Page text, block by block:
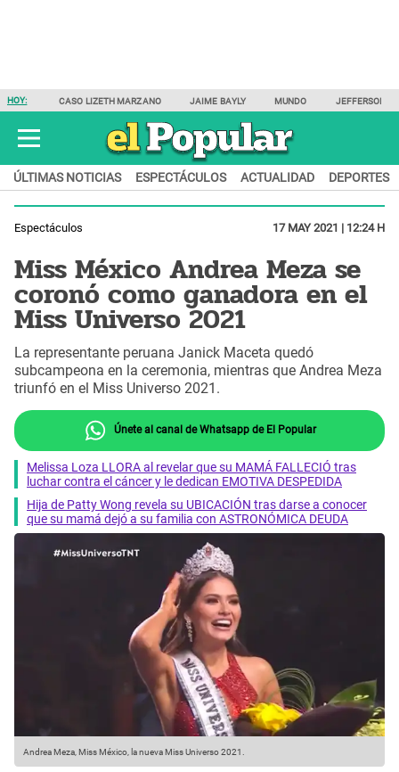
HOY: CASO LIZETH MARZANO JAIME BAYLY MUNDO JEFFERSON
ÚLTIMAS NOTICIAS ESPECTÁCULOS ACTUALIDAD DEPORTES
Espectáculos 17 MAY 2021 | 12:24 H
Miss México Andrea Meza se
coronó como ganadora en el
Miss Universo 2021
La representante peruana Janick Maceta quedó
subcampeona en la ceremonia, mientras que Andrea Meza
triunfó en el Miss Universo 2021.
Únete al canal de Whatsapp de El Popular
Melissa Loza LLORA al revelar que su MAMÁ FALLECIÓ tras
luchar contra el cáncer y le dedican EMOTIVA DESPEDIDA
Hija de Patty Wong revela su UBICACIÓN tras darse a conocer
que su mamá dejó a su familia con ASTRONÓMICA DEUDA
Andrea Meza, Miss México, la nueva Miss Universo 2021.